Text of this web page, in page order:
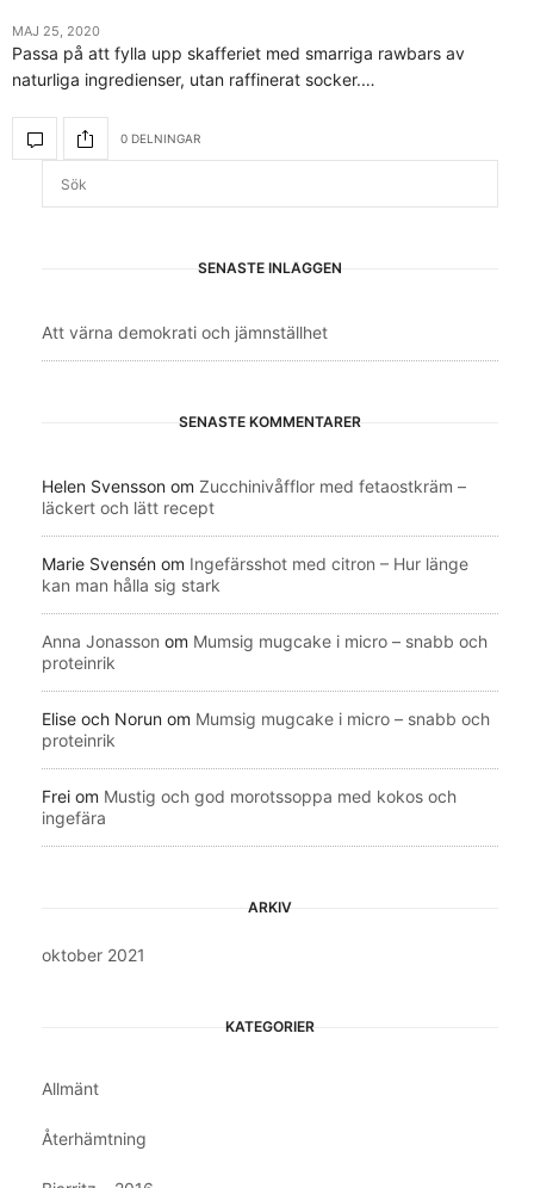
MAJ 25, 2020
Passa på att fylla upp skafferiet med smarriga rawbars av
naturliga ingredienser, utan raffinerat socker.…
0 DELNINGAR
SENASTE INLÄGGEN
Att värna demokrati och jämnställhet
SENASTE KOMMENTARER
Helen Svensson om Zucchinivåfflor med fetaostkräm –
läckert och lätt recept
Marie Svensén om Ingefärsshot med citron – Hur länge
kan man hålla sig stark
Anna Jonasson om Mumsig mugcake i micro – snabb och
proteinrik
Elise och Norun om Mumsig mugcake i micro – snabb och
proteinrik
Frei om Mustig och god morotssoppa med kokos och
ingefära
ARKIV
oktober 2021
KATEGORIER
Allmänt
Återhämtning